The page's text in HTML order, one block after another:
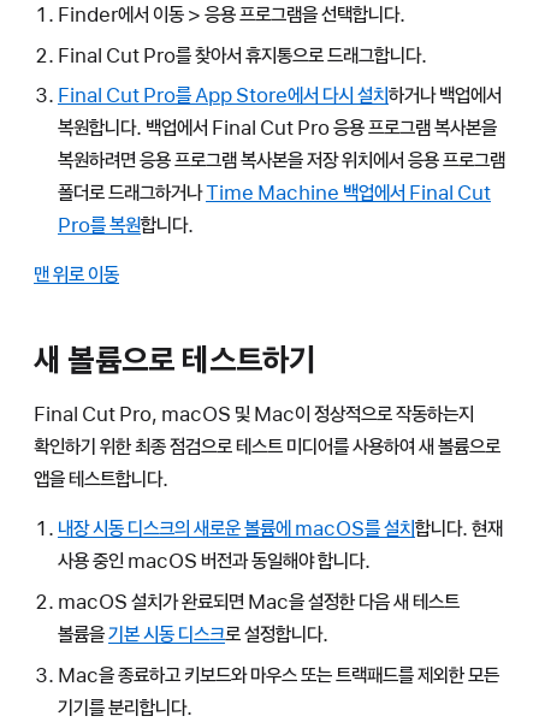
Finder에서 이동 > 응용 프로그램을 선택합니다.
Final Cut Pro를 찾아서 휴지통으로 드래그합니다.
Final Cut Pro를 App Store에서 다시 설치 하거나 백업에서
복원합니다. 백업에서 Final Cut Pro 응용 프로그램 복사본을
복원하려면 응용 프로그램 복사본을 저장 위치에서 응용 프로그램
폴더로 드래그하거나Time Machine 백업에서 Final Cut
Pro를 복원합니다.
맨 위로 이동
새 볼륨으로 테스트하기
Final Cut Pro, macOS 및 Mac이 정상적으로 작동하는지
확인하기 위한 최종 점검으로 테스트 미디어를 사용하여 새 볼륨으로
앱을 테스트합니다.
내장 시동 디스크의 새로운 볼륨에 macOS를 설치 합니다. 현재
사용 중인 macOS 버전과 동일해야 합니다.
macOS 설치가 완료되면 Mac을 설정한 다음 새 테스트
볼륨을기본 시동 디스크로 설정합니다.
Mac을 종료하고 키보드와 마우스 또는 트랙패드를 제외한 모든
기기를 분리합니다.